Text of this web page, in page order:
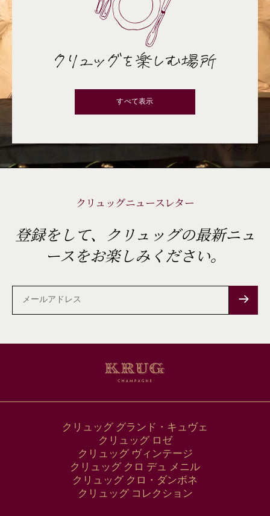
クリュッグを楽しむ場所
すべて表示
パート 3
クリュッグニュースレター
登録をして、クリュッグの最新ニュ
ースをお楽しみください。
メ
ー
ル
ア
ド
クリュッグ グランド・キュヴェ
クリュッグ ロゼ
クリュッグ ヴィンテージ
クリュッグ クロ デュ メニル
クリュッグ クロ・ダンボネ
クリュッグ コレクション